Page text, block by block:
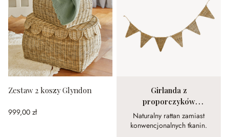
Zestaw 2 koszy Glyndon
999,00 zł
Girlanda z
proporczyków
Anglemont
Naturalny rattan zamiast
konwencjonalnych tkanin.